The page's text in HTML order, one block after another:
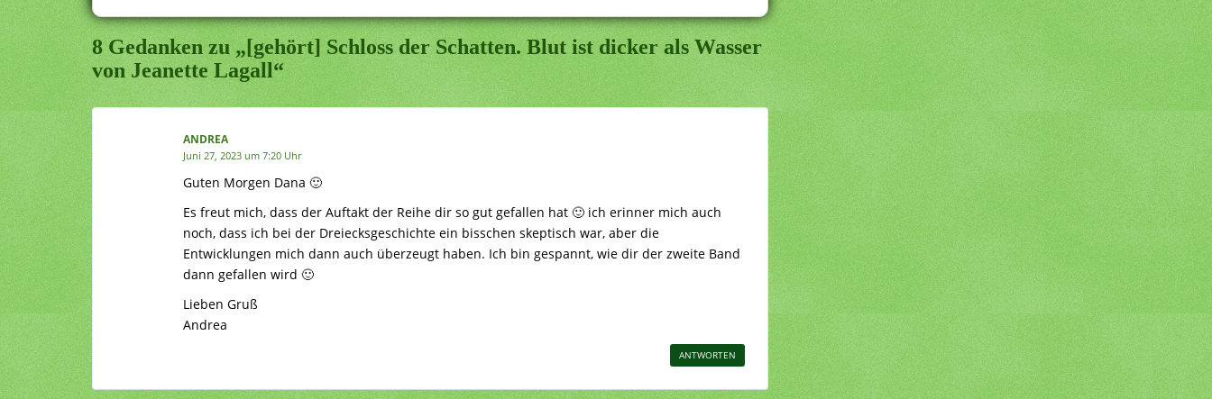
8 Gedanken zu „[gehört] Schloss der Schatten. Blut ist dicker als Wasser
von Jeanette Lagall“
ANDREA
Juni 27, 2023 um 7:20 Uhr
Guten Morgen Dana 🙂
Es freut mich, dass der Auftakt der Reihe dir so gut gefallen hat 🙂 ich erinner mich auch
noch, dass ich bei der Dreiecksgeschichte ein bisschen skeptisch war, aber die
Entwicklungen mich dann auch überzeugt haben. Ich bin gespannt, wie dir der zweite Band
dann gefallen wird 🙂
Lieben Gruß
Andrea
ANTWORTEN